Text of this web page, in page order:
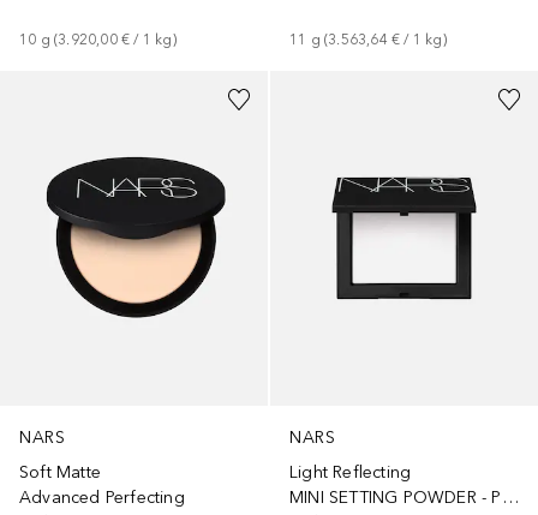
10 g (3.920,00 € / 1 kg) 11 g (3.563,64 € / 1 kg)
NARS
Soft Matte
Advanced Perfecting
+4
NARS
Light Reflecting
MINI SETTING POWDER - PRESSED